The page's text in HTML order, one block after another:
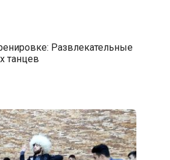
Развлекательные
танцев